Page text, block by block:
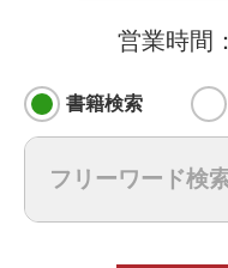
営業時間
書籍検索